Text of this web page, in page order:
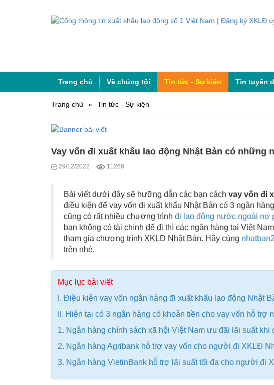
Trang chủ Về chúng tôi Tin tức - Sự kiện Tin tuyển
Trang chủ » Tin tức - Sự kiện
Vay vốn đi xuất khẩu lao động Nhật Bản có những
29/12/2022 11268
Bài viết dưới đây sẽ hưỡng dẫn các bạn cách vay vốn đi
điều kiện để vay vốn đi xuất khẩu Nhật Bản có 3 ngân
cũng có rất nhiều chương trình đi lao động nước ngoài nợ
bạn không có tài chính để đi thì các ngân hàng tại Việt
tham gia chương trình XKLĐ Nhật Bản. Hãy cùng
trên nhé.
Mục lục bài viết
I. Điều kiện vay vốn ngân hàng đi xuất khẩu lao động Nhật
II. Hiện tại có 3 ngân hàng có khoản tiền cho vay vốn hỗ
1. Ngân hàng chính sách xã hội Việt Nam ưu đãi lãi suất khi
2. Ngân hàng Agribank hỗ trợ vay vốn cho người đi XKLĐ
3. Ngân hàng VietinBank hỗ trợ lãi suất tối đa cho người đi